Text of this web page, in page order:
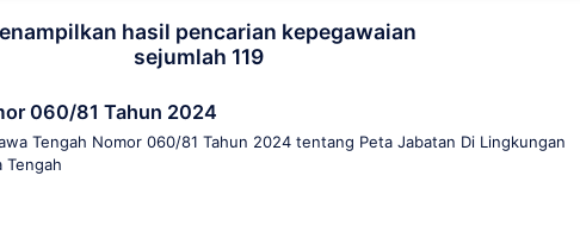
hasil pencarian kepegawaian
sejumlah 119
060/81 Tahun 2024
Tengah Nomor 060/81 Tahun 2024 tentang Peta Jabatan Di Lingkungan
Tengah